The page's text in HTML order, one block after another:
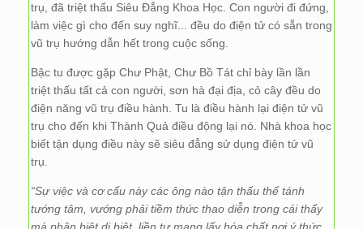
trụ, đã triệt thấu Siêu Đẳng Khoa Học. Con người đi đứng,
làm việc gì cho đến suy nghĩ... đều do điện tử có sẵn trong
vũ trụ hướng dẫn hết trong cuộc sống.
Bậc tu được gặp Chư Phật, Chư Bồ Tát chỉ bày lần lần
triệt thấu tất cả con người, sơn hà đại địa, cỏ cây đều do
điện năng vũ trụ điều hành. Tu là điều hành lại điện tử vũ
trụ cho đến khi Thành Quả điều động lại nó. Nhà khoa học
biết tận dụng điều này sẽ siêu đẳng sử dụng điện tử vũ
trụ.
“Sự việc và cơ cấu này các ông nào tận thấu thể tánh
tướng tâm, vướng phải tiềm thức thao diễn trong cái thấy